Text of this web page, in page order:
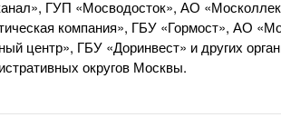
ГУП «Мосводосток», АО
компания», ГБУ «Гормост», АО
центр», ГБУ «Доринвест» и других
округов Москвы.